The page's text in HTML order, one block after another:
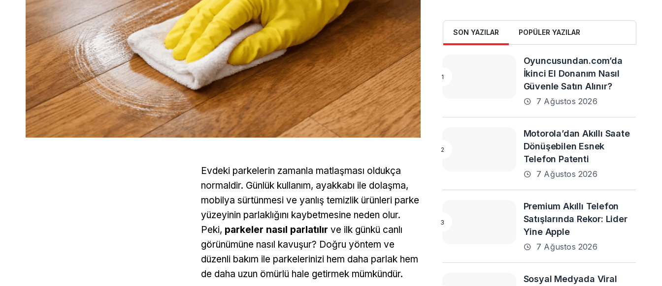
Evdeki parkelerin zamanla matlaşması oldukça
normaldir. Günlük kullanım, ayakkabı ile dolaşma,
mobilya sürtünmesi ve yanlış temizlik ürünleri parke
yüzeyinin parlaklığını kaybetmesine neden olur.
Peki, parkeler nasıl parlatılır ve ilk günkü canlı
görünümüne nasıl kavuşur? Doğru yöntem ve
düzenli bakım ile parkelerinizi hem daha parlak hem
de daha uzun ömürlü hale getirmek mümkündür.
SON YAZILAR POPÜLER YAZILAR
Oyuncusundan.com’da
İkinci El Donanım Nasıl
Güvenle Satın Alınır?
7 Ağustos 2026
Motorola’dan Akıllı Saate
Dönüşebilen Esnek
Telefon Patenti
7 Ağustos 2026
Premium Akıllı Telefon
Satışlarında Rekor: Lider
Yine Apple
7 Ağustos 2026
Sosyal Medyada Viral